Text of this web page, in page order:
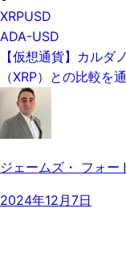
XRPUSD
ADA-USD
【仮想通貨】カル
（XRP）との比較を
ジェームズ・ フォー
2024年12月7日